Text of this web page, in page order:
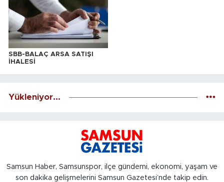
SBB-BALAÇ ARSA SATIŞI
İHALESİ
Yükleniyor...
Samsun Haber, Samsunspor, ilçe gündemi, ekonomi, yaşam ve
son dakika gelişmelerini Samsun Gazetesi’nde takip edin.